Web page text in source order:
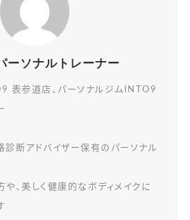
ーソナルトレーナー
表参道店、パーソナルジムINTO9
診断アドバイザー保有のパーソナル
、美しく健康的なボディメイクに